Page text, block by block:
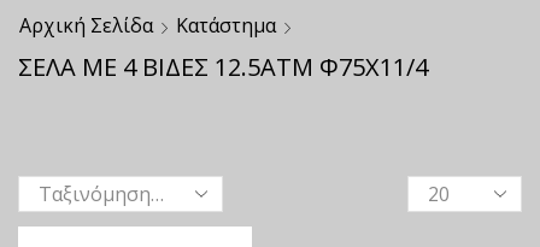
Αρχική Σελίδα Κατάστημα
ΣΕΛΑ ΜΕ 4 ΒΙΔΕΣ 12.5ΑΤΜ Φ75Χ11/4